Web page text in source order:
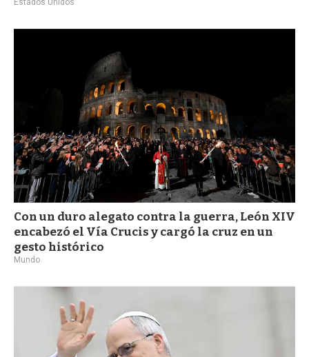
Estados Unidos
Con un duro alegato contra la guerra, León XIV
encabezó el Vía Crucis y cargó la cruz en un
gesto histórico
Mundo